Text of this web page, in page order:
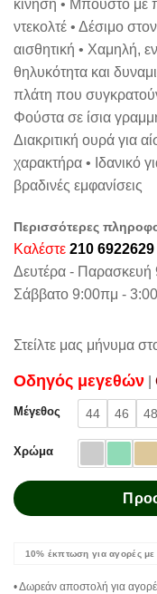
κίνηση • Μπούστο με
ντεκολτέ • Δέσιμο
αισθητική • Χαμηλή,
θηλυκότητα και
πλάτη που
Φούστα σε ίσια
Διακριτική ουρά για
χαρακτήρα • Ιδανικό
βραδινές εμφανίσεις
Περισσότερες
Καλέστε 210
Δευτέρα -
Σάββατο 9:00πμ -
Στείλτε μας μήνυμα
Oδηγός μεγεθών
Μέγεθος 44 46 48
Χρώμα
10% έκπτωση για αγορές
• Δωρεάν αποστολή για